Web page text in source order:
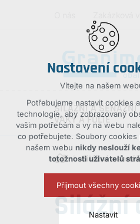
SILÁŽNÍ A SENÁŽNÍ
VAKY A FOLIE
Silážní a
Silážní
Nastavení
Vítejte na našem
Potřebujeme nastavit cookies
technologie, aby zobrazovaný
vašim potřebám a vy na webu
co potřebujete. Soubory cookies
našem webu nikdy neslouží
totožnosti uživatelů
Přijmout všechny
Nastavit